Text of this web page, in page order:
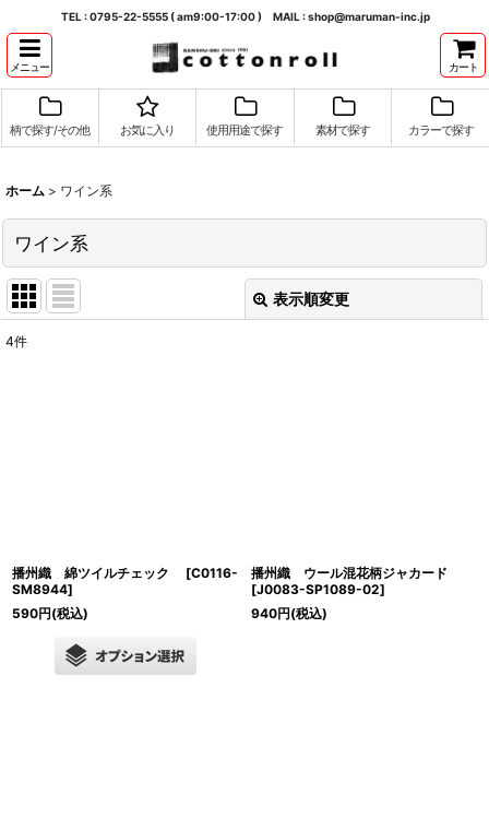
TEL : 0795-22-5555 ( am9:00-17:00 ) MAIL : shop@maruman-inc.jp
メニュー カート
柄で探す/その他 お気に入り 使用用途で探す 素材で探す カラーで探す
ホーム > ワイン系
ワイン系
表示順変更
4件
播州織 綿ツイルチェック [C0116-
SM8944]
590円(税込)
播州織 ウール混花柄ジャカード
[J0083-SP1089-02]
940円(税込)